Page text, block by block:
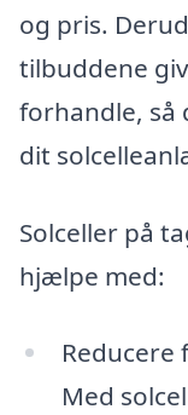
og pris.
tilbuddene
forhandle, så
dit
Solceller på
hjælpe med:
Med